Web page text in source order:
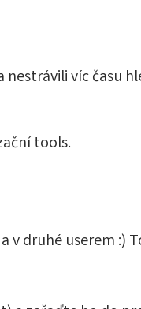
nestrávili víc času
tools.
druhé userem :)